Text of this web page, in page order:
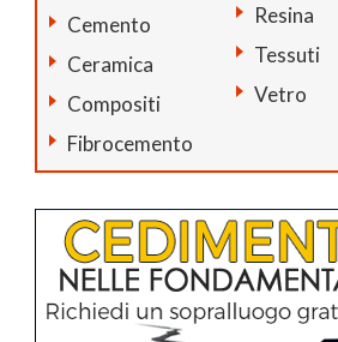
Cemento
Ceramica
Compositi
Fibrocemento
Resina
Tessuti
Vetro